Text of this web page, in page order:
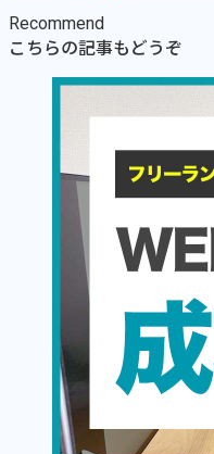
Recommend
こちらの記事もどうぞ